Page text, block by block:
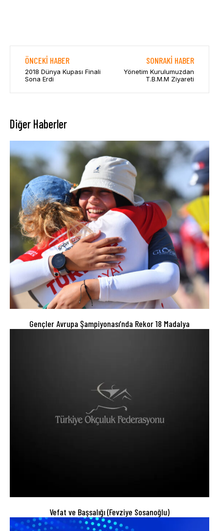
ÖNCEKI HABER
2018 Dünya Kupası Finali
Sona Erdi
SONRAKI HABER
Yönetim Kurulumuzdan
T.B.M.M Ziyareti
Diğer Haberler
Gençler Avrupa Şampiyonası’nda Rekor 18 Madalya
Vefat ve Başsalığı (Fevziye Sosanoğlu)